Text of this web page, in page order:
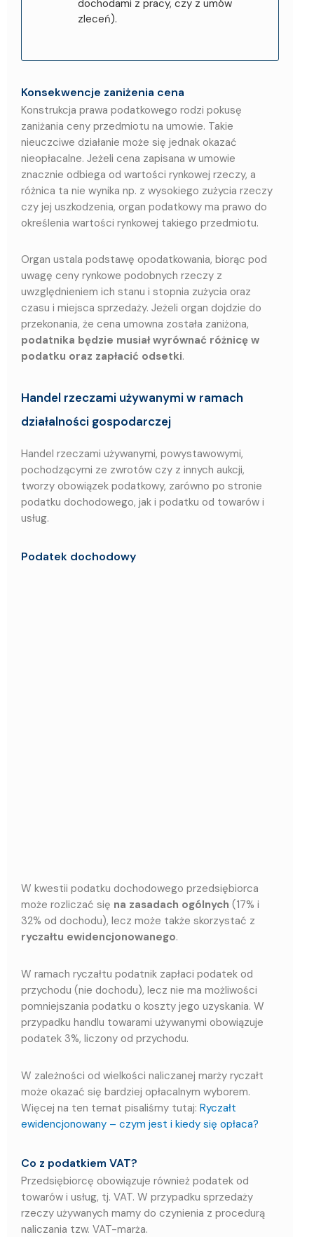
dochodami z pracy, czy z umów
zleceń).
Konsekwencje zaniżenia cena
Konstrukcja prawa podatkowego rodzi pokusę
zaniżania ceny przedmiotu na umowie. Takie
nieuczciwe działanie może się jednak okazać
nieopłacalne. Jeżeli cena zapisana w umowie
znacznie odbiega od wartości rynkowej rzeczy, a
różnica ta nie wynika np. z wysokiego zużycia rzeczy
czy jej uszkodzenia, organ podatkowy ma prawo do
określenia wartości rynkowej takiego przedmiotu.
Organ ustala podstawę opodatkowania, biorąc pod
uwagę ceny rynkowe podobnych rzeczy z
uwzględnieniem ich stanu i stopnia zużycia oraz
czasu i miejsca sprzedaży. Jeżeli organ dojdzie do
przekonania, że cena umowna została zaniżona,
podatnika będzie musiał wyrównać różnicę w
podatku oraz zapłacić odsetki.
Handel rzeczami używanymi w ramach
działalności gospodarczej
Handel rzeczami używanymi, powystawowymi,
pochodzącymi ze zwrotów czy z innych aukcji,
tworzy obowiązek podatkowy, zarówno po stronie
podatku dochodowego, jak i podatku od towarów i
usług.
Podatek dochodowy
W kwestii podatku dochodowego przedsiębiorca
może rozliczać się na zasadach ogólnych (17% i
32% od dochodu), lecz może także skorzystać z
ryczałtu ewidencjonowanego.
W ramach ryczałtu podatnik zapłaci podatek od
przychodu (nie dochodu), lecz nie ma możliwości
pomniejszania podatku o koszty jego uzyskania. W
przypadku handlu towarami używanymi obowiązuje
podatek 3%, liczony od przychodu.
W zależności od wielkości naliczanej marży ryczałt
może okazać się bardziej opłacalnym wyborem.
Więcej na ten temat pisaliśmy tutaj: Ryczałt
ewidencjonowany – czym jest i kiedy się opłaca?
Co z podatkiem VAT?
Przedsiębiorcę obowiązuje również podatek od
towarów i usług, tj. VAT. W przypadku sprzedaży
rzeczy używanych mamy do czynienia z procedurą
naliczania tzw. VAT-marża.